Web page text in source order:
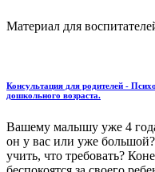
Материал для
Консультация для родителей -
дошкольного возраста.
Вашему малышу уже 4
он у вас или уже
учить, что требовать?